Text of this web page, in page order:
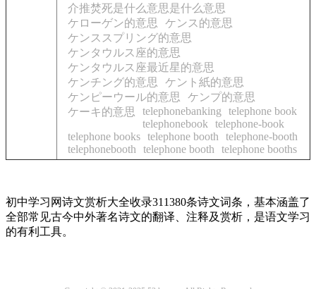
介推焚死是什么意思是什么意思
ケローゲン的意思
ケンス的意思
ケンススプリング的意思
ケンタウルス座的意思
ケンタウルス座最近星的意思
ケンチング的意思
ケント紙的意思
ケンピーウール的意思
ケンプ的意思
ケーキ的意思
telephonebanking
telephone book
telephonebook
telephone-book
telephone books telephone booth
telephone-booth
telephonebooth
telephone booth telephone booths
初中学习网诗文赏析大全收录311380条诗文词条，基本涵盖了
全部常见古今中外著名诗文的翻译、注释及赏析，是语文学习
的有利工具。